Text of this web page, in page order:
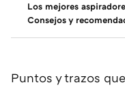
Los mejores
Consejos y
Puntos y trazos